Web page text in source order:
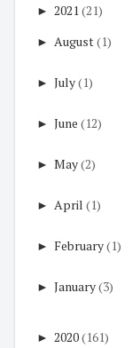
► 2021 (21)
► August(1)
► July(1)
► June (12)
► May(2)
► April (1)
► February(1)
► January(3)
► 2020(161)